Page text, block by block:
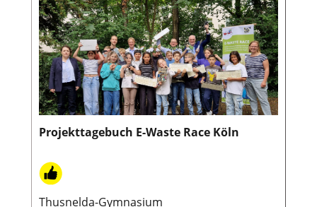
Projekttagebuch E-Waste Race Köln
Thusnelda-Gymnasium